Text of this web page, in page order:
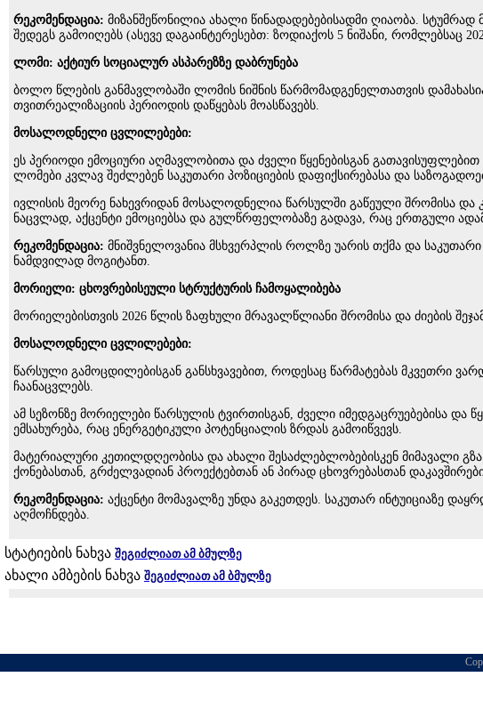
რეკომენდაცია: მიზანშეწონილია ახალი წინადადებებისადმი ღიაობა.
შედეგს გამოიღებს (ასევე დაგაინტერესებთ: ზოდიაქოს 5 ნიშანი,
ლომი: აქტიურ სოციალურ ასპარეზზე დაბრუნება
ბოლო წლების განმავლობაში ლომის ნიშნის წარმომადგენელთათვის
თვითრეალიზაციის პერიოდის დაწყებას მოასწავებს.
მოსალოდნელი ცვლილებები:
ეს პერიოდი ემოციური აღმავლობითა და ძველი წყენებისგან
ლომები კვლავ შეძლებენ საკუთარი პოზიციების დაფიქსირებასა და
ივლისის მეორე ნახევრიდან მოსალოდნელია წარსულში გაწეული შრომისა და
ნაცვლად, აქცენტი ემოციებსა და გულწრფელობაზე გადავა, რაც ერთგული
რეკომენდაცია: მნიშვნელოვანია მსხვერპლის როლზე უარის თქმა და
ნამდვილად მოგიტანთ.
მორიელი: ცხოვრებისეული სტრუქტურის ჩამოყალიბება
მორიელებისთვის 2026 წლის ზაფხული მრავალწლიანი შრომისა და ძიების
მოსალოდნელი ცვლილებები:
წარსული გამოცდილებისგან განსხვავებით, როდესაც წარმატებას მკვეთრი
ჩაანაცვლებს.
ამ სეზონზე მორიელები წარსულის ტვირთისგან, ძველი იმედგაცრუებებისა და
ემსახურება, რაც ენერგეტიკული პოტენციალის ზრდას გამოიწვევს.
მატერიალური კეთილდღეობისა და ახალი შესაძლებლობებისკენ მიმავალი
ქონებასთან, გრძელვადიან პროექტებთან ან პირად ცხოვრებასთან
რეკომენდაცია: აქცენტი მომავალზე უნდა გაკეთდეს. საკუთარ ინტუიციაზე
აღმოჩნდება.
სტატიების ნახვა შეგიძლიათ ამ ბმულზე
ახალი ამბების ნახვა შეგიძლიათ ამ ბმულზე